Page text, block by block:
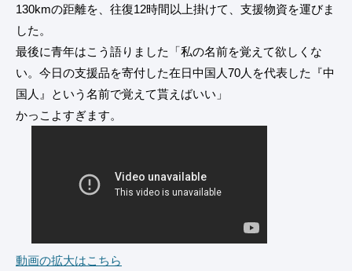
130kmの距離を、往復12時間以上掛けて、支援物資を運びま
した。
最後に青年はこう語りました「私の名前を覚えて欲しくな
い。今日の支援品を寄付した在日中国人70人を代表した『中
国人』という名前で覚えて貰えばいい」
かっこよすぎます。
動画の拡大はこちら